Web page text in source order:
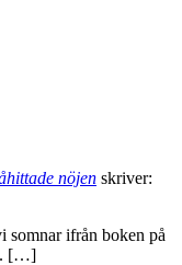
nöjen skriver:
ifrån boken på
[…]